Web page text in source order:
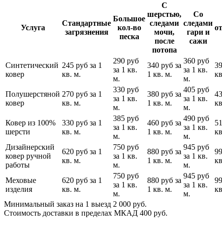
Услуга
Стандартные
загрязнения
Большое
кол-во
песка
С
шерстью,
следами
мочи,
после
потопа
Со
следами
гари и
сажи
Синтетический
ковер
245 руб за 1
кв. м.
290 руб
за 1 кв.
м.
340 руб за
1 кв. м.
360 руб
за 1 кв.
м.
Полушерстяной
ковер
270 руб за 1
кв. м.
330 руб
за 1 кв.
м.
380 руб за
1 кв. м.
405 руб
за 1 кв.
м.
Ковер из 100%
шерсти
330 руб за 1
кв. м.
385 руб
за 1 кв.
м.
460 руб за
1 кв. м.
490 руб
за 1 кв.
м.
Дизайнерский
ковер ручной
работы
620 руб за 1
кв. м.
750 руб
за 1 кв.
м.
880 руб за
1 кв. м.
945 руб
за 1 кв.
м.
Меховые
изделия
620 руб за 1
кв. м.
750 руб
за 1 кв.
м.
880 руб за
1 кв. м.
945 руб
за 1 кв.
м.
Минимальный заказ на 1 выезд 2 000 руб.
Стоимость доставки в пределах МКАД 400 руб.